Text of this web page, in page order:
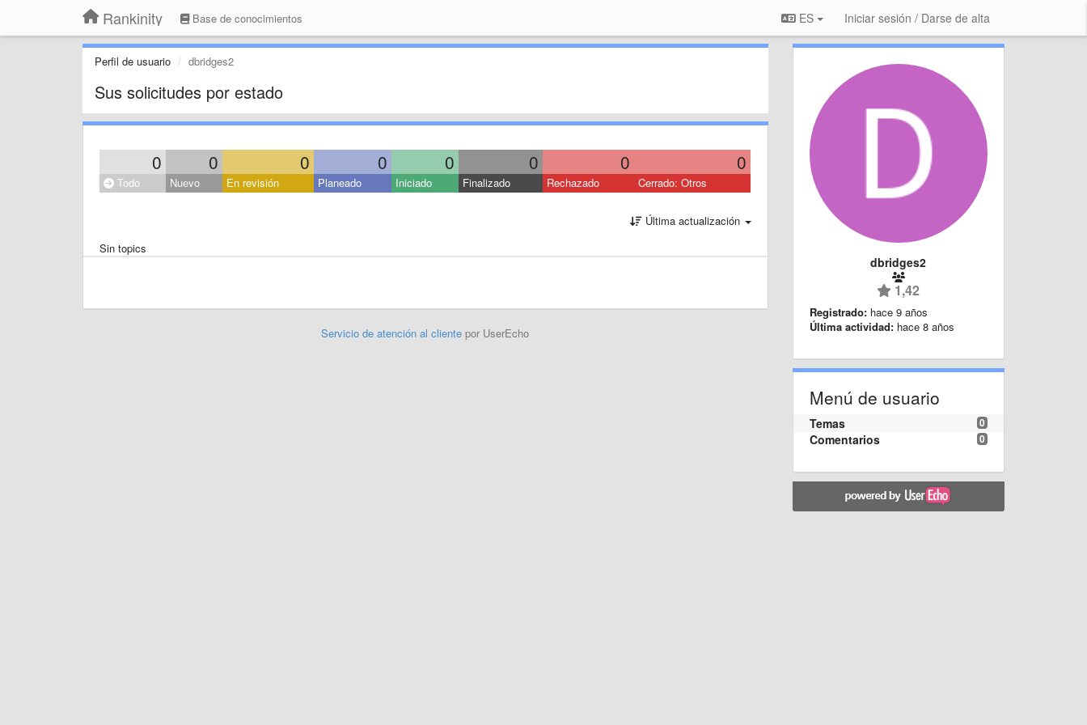
Rankinity Base de conocimientos ES Iniciar sesión / Darse de alta
Perfil de usuario dbridges2
Sus solicitudes por estado
0 0 0 0 0 0 0 0
Todo Nuevo En revisión Planeado Iniciado Finalizado Rechazado Cerrado: Otros
Última actualización
Sin topics
Servicio de atención al clientepor UserEcho
dbridges2
1,42
Registrado: hace 9 años
Última actividad: hace 8 años
Menú de usuario
0
Temas
0
Comentarios